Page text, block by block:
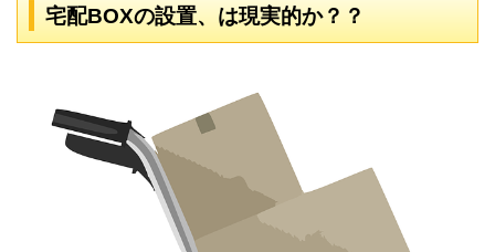
宅配BOXの設置、は現実的か？？